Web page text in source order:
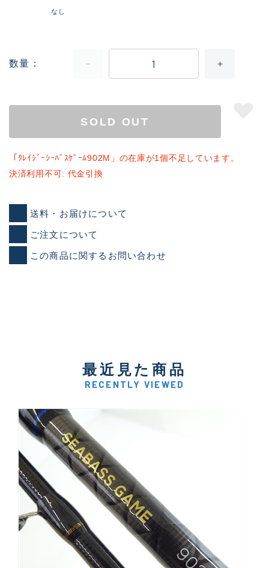
なし
数量
SOLD OUT
「ｸﾚｲｼﾞｰｼｰﾊﾞｽｹﾞｰﾑ902M」の在庫が1個不足しています。
決済利用不可: 代金引換
送料・お届けについて
ご注文について
この商品に関するお問い合わせ
最近見た商品
RECENTLY VIEWED